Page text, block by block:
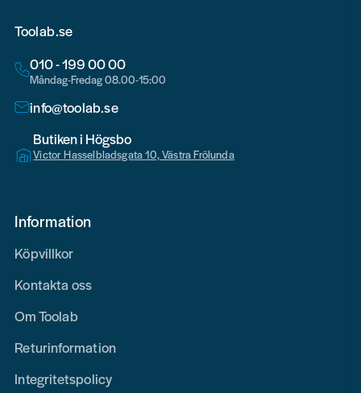
Toolab.se
010 - 199 00 00
Måndag-Fredag 08.00-15:00
info@toolab.se
Butiken i Högsbo
Victor Hasselbladsgata 10, Västra Frölunda
Information
Köpvillkor
Kontakta oss
Om Toolab
Returinformation
Integritetspolicy